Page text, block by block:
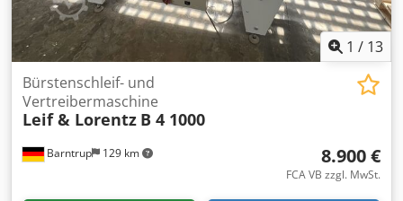
1 / 13
Barntrup 129 km
Bürstenschleif- und
Vertreibermaschine
Leif & Lorentz B 4 1000
8.900 €
FCA VB zzgl. MwSt.